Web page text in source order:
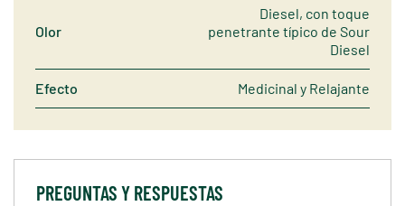
Olor
Diesel, con toque
penetrante típico de Sour
Diesel
Efecto Medicinal y Relajante
PREGUNTAS Y RESPUESTAS